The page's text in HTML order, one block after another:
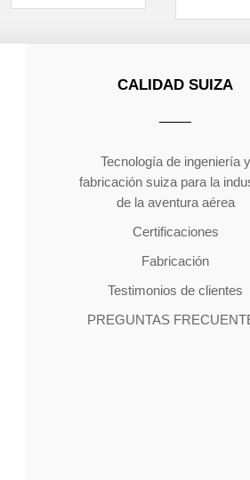
CALIDAD SUIZA
Tecnología de ingeniería y
fabricación suiza para la
de la aventura aérea
Certificaciones
Fabricación
Testimonios de clientes
PREGUNTAS